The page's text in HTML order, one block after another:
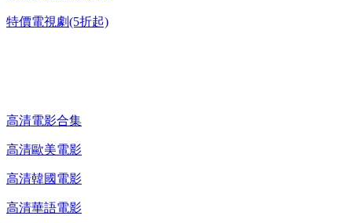
特價電視劇(5折起)
高清電影合集
高清歐美電影
高清韓國電影
高清華語電影